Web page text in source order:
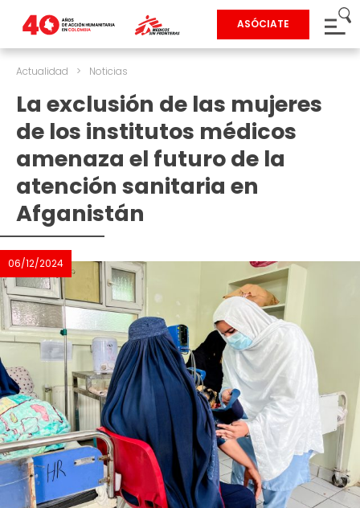
ASÓCIATE
Actualidad > Noticias
La exclusión de las mujeres
de los institutos médicos
amenaza el futuro de la
atención sanitaria en
Afganistán
06/12/2024